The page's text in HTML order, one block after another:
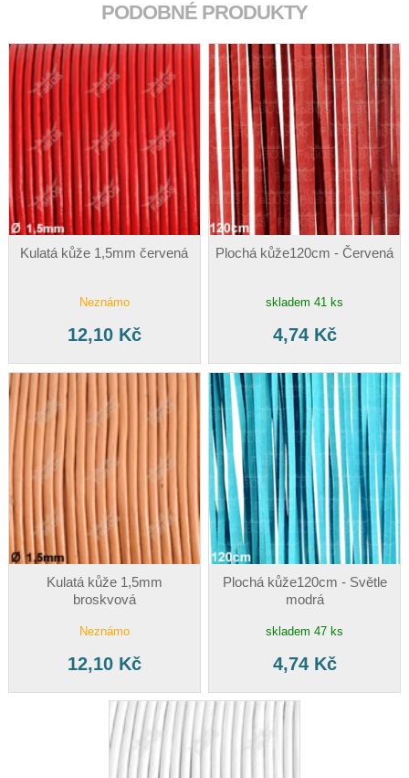
PODOBNÉ PRODUKTY
Kulatá kůže 1,5mm červená
Neznámo
12,10 Kč
Plochá kůže120cm - Červená
skladem 41 ks
4,74 Kč
Kulatá kůže 1,5mm
broskvová
Neznámo
12,10 Kč
Plochá kůže120cm - Světle
modrá
skladem 47 ks
4,74 Kč